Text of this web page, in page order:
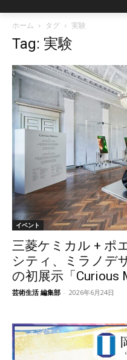
ホーム タグ 実験
Tag: 実験
イベント
三菱ケミカル + ポ
シティ、ミラノデ
の初展示「Curious
芸術生活 編集部 - 2026年6月24日